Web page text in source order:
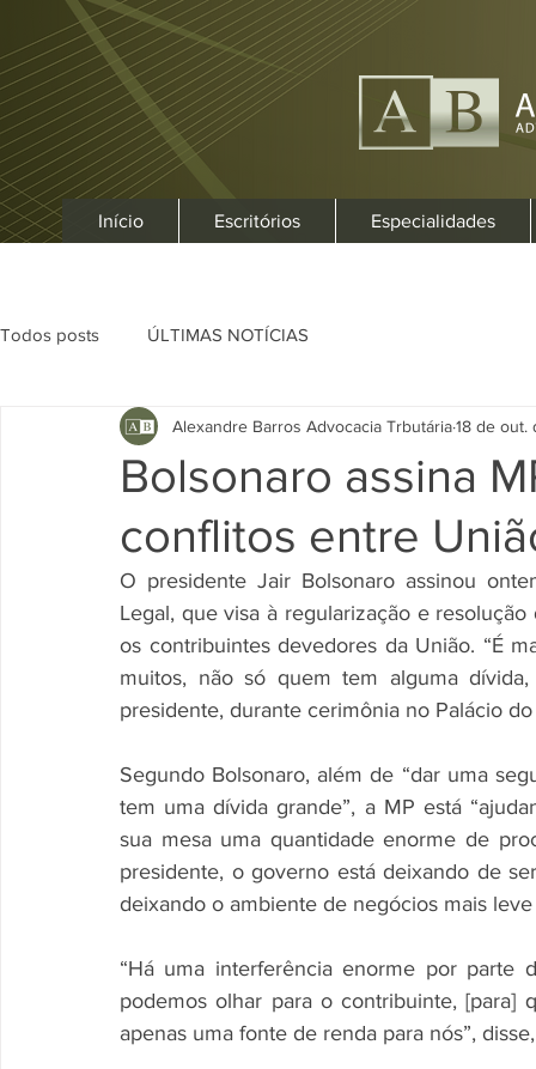
Início Escritórios Especialidades
Todos posts ÚLTIMAS NOTÍCIAS
Bolsonaro assina
conflitos entre
Alexandre Barros Advocacia Trbutária18 de out.
O presidente Jair Bolsonaro assinou
Legal, que visa à regularização e
os contribuintes devedores da União. “É
muitos, não só quem tem alguma
presidente, durante cerimônia no Palácio do
Segundo Bolsonaro, além de “dar uma
tem uma dívida grande”, a MP está
sua mesa uma quantidade enorme de
presidente, o governo está deixando de
deixando o ambiente de negócios mais
“Há uma interferência enorme por
podemos olhar para o contribuinte,
apenas uma fonte de renda para nós”,